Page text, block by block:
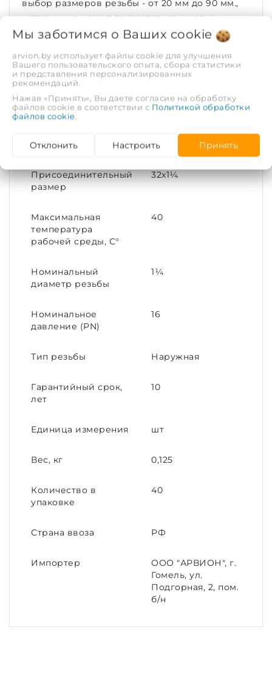
выбор размеров резьбы - от 20 мм до 90 мм.,
которым не может похвастаться ни один
отечественный производитель
ХАРАКТЕРИСТИКИ
Рабочая среда Холодная вода
(DN)
Присоединительный
размер
32х1¼
Максимальная
температура
рабочей среды, С°
40
Номинальный
диаметр резьбы
1¼
Номинальное
давление (PN)
16
Тип резьбы Наружная
Гарантийный срок,
лет
10
Единица измерения шт
Вес, кг 0,125
Количество в
упаковке
40
Страна ввоза РФ
Импортер
ООО "АРВИОН", г.
Гомель, ул.
Подгорная, 2, пом.
б/н
Мы заботимся о Ваших cookie
arvion.by использует файлы cookie для улучшения
Вашего пользовательского опыта, сбора статистики
и представления персонализированных
рекомендаций.
Нажав «Принять», Вы даете согласие на обработку
файлов cookie в соответствии с Политикой обработки
файлов cookie.
Отклонить Настроить Принять